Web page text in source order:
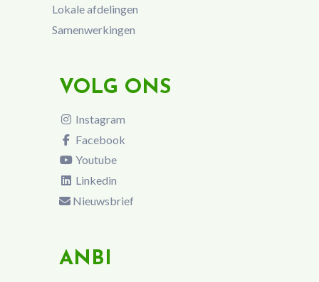
Lokale afdelingen
Samenwerkingen
VOLG ONS
Instagram
Facebook
Youtube
Linkedin
Nieuwsbrief
ANBI